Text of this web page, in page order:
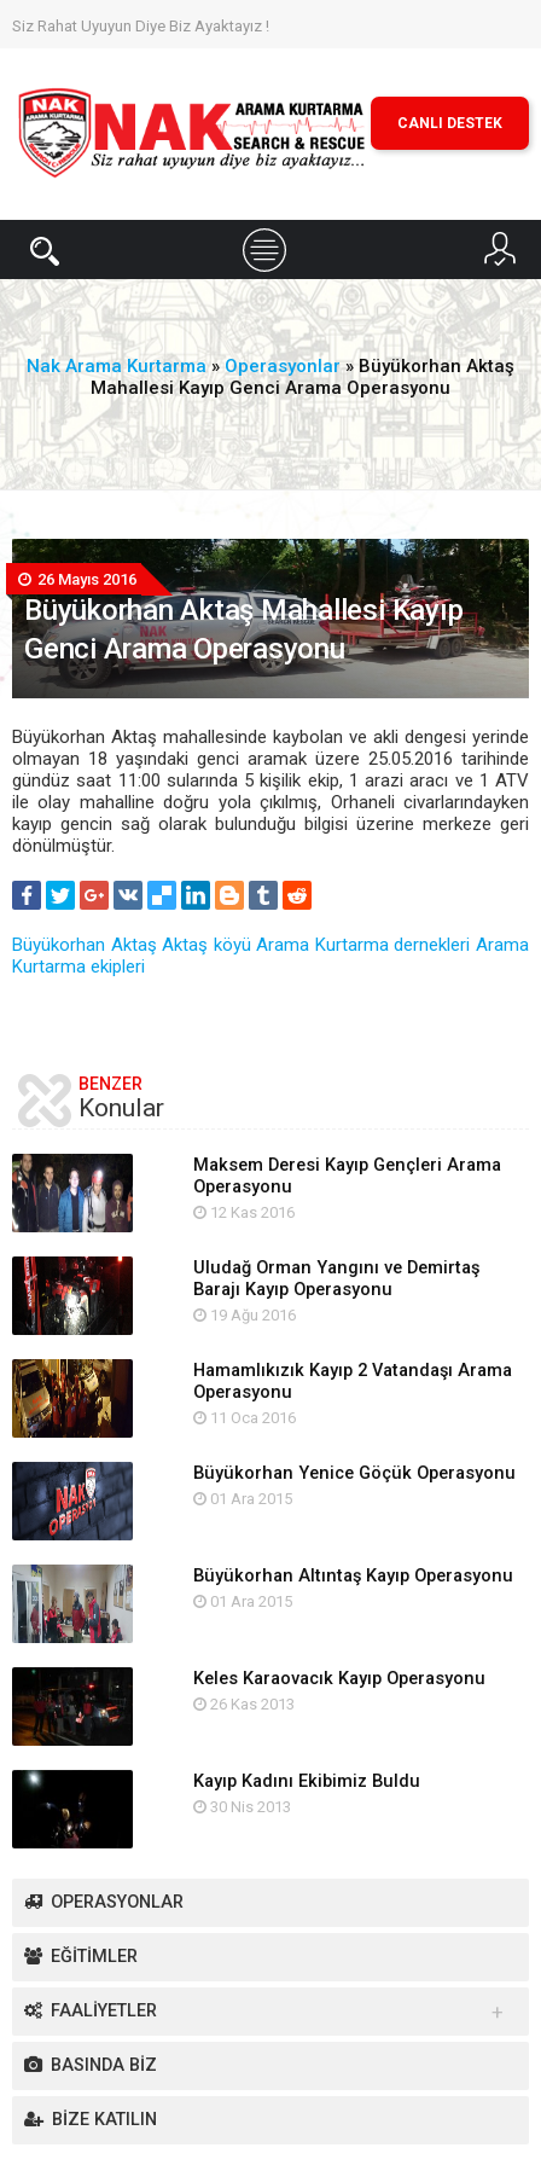
Siz Rahat Uyuyun Diye Biz Ayaktayız !
CANLI DESTEK
Nak Arama Kurtarma»Operasyonlar» Büyükorhan Aktaş
Mahallesi Kayıp Genci Arama Operasyonu
26 Mayıs 2016
Büyükorhan Aktaş Mahallesi Kayıp
Genci Arama Operasyonu
Büyükorhan Aktaş mahallesinde kaybolan ve akli dengesi yerinde
olmayan 18 yaşındaki genci aramak üzere 25.05.2016 tarihinde
gündüz saat 11:00 sularında 5 kişilik ekip, 1 arazi aracı ve 1 ATV
ile olay mahalline doğru yola çıkılmış, Orhaneli civarlarındayken
kayıp gencin sağ olarak bulunduğu bilgisi üzerine merkeze geri
dönülmüştür.
Büyükorhan Aktaş Aktaş köyü Arama Kurtarma dernekleri Arama
Kurtarma ekipleri
BENZER
Konular
Maksem Deresi Kayıp Gençleri Arama
Operasyonu
12 Kas 2016
Uludağ Orman Yangını ve Demirtaş
Barajı Kayıp Operasyonu
19 Ağu 2016
Hamamlıkızık Kayıp 2 Vatandaşı Arama
Operasyonu
11 Oca 2016
Büyükorhan Yenice Göçük Operasyonu
01 Ara 2015
Büyükorhan Altıntaş Kayıp Operasyonu
01 Ara 2015
Keles Karaovacık Kayıp Operasyonu
26 Kas 2013
Kayıp Kadını Ekibimiz Buldu
30 Nis 2013
OPERASYONLAR
EĞİTİMLER
FAALİYETLER
Yurt İçi Faaliyetler
Yurt Dışı Faaliyetler
BASINDA BİZ
BİZE KATILIN